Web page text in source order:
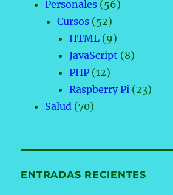
Personales (56)
Cursos (52)
HTML (9)
JavaScript (8)
PHP (12)
Raspberry Pi (23)
Salud (70)
ENTRADAS RECIENTES